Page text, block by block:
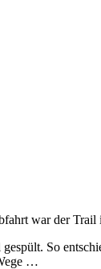
war der
So
…